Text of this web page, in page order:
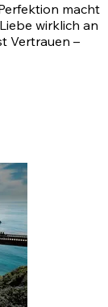
macht
wirklich an
Vertrauen –